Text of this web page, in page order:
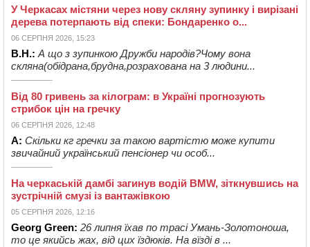
У Черкасах містяни через нову скляну зупинку і вирізані
дерева потерпають від спеки: Бондаренко о...
06 СЕРПНЯ 2026, 15:23
В.Н.: А що з зупинкою Дружби народів?Чому вона
скляна(обідрана,брудна,розрахована на 3 людини...
Від 80 гривень за кілограм: в Україні прогнозують
стрибок цін на гречку
06 СЕРПНЯ 2026, 12:48
А: Скільки кг гречки за такою вартістю може купити
звичайний український пенсіонер чи особ...
На черкаській дамбі загинув водій BMW, зіткнувшись на
зустрічній смузі із вантажівкою
05 СЕРПНЯ 2026, 12:16
Georg Green: 26 липня їхав по трасі Умань-Золотоноша,
то це якийсь жах, від цих їздюків. На вїзді в ...